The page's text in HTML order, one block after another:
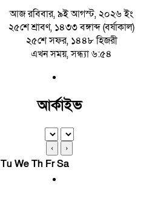
আজ রবিবার, ৯ই আগস্ট, ২০২৬ ইং
২৫শে শ্রাবণ, ১৪৩৩ বঙ্গাব্দ (বর্ষাকাল)
২৫শে সফর, ১৪৪৮ হিজরী
এখন সময়, সন্ধ্যা ৬:৫৪
আর্কাইভ
‹ ›
Tu WeTh FrSa